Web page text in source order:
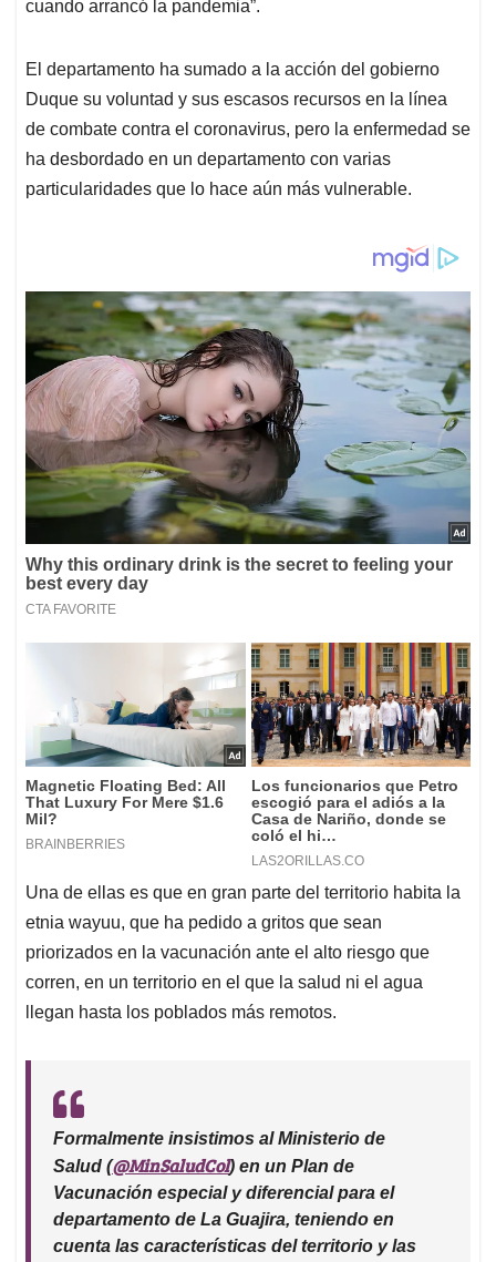
cuando arrancó la pandemia”.
El departamento ha sumado a la acción del gobierno
Duque su voluntad y sus escasos recursos en la línea
de combate contra el coronavirus, pero la enfermedad se
ha desbordado en un departamento con varias
particularidades que lo hace aún más vulnerable.
Una de ellas es que en gran parte del territorio habita la
etnia wayuu, que ha pedido a gritos que sean
priorizados en la vacunación ante el alto riesgo que
corren, en un territorio en el que la salud ni el agua
llegan hasta los poblados más remotos.
Formalmente insistimos al Ministerio de
Salud (@MinSaludCol) en un Plan de
Vacunación especial y diferencial para el
departamento de La Guajira, teniendo en
cuenta las características del territorio y las